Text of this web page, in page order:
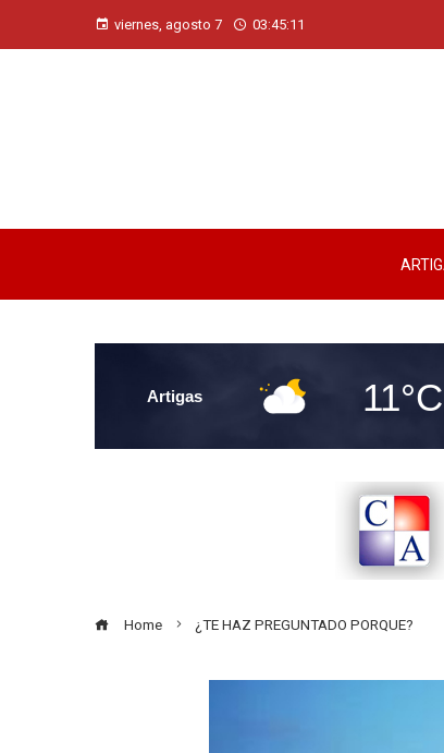
viernes, agosto 7 03:45:12
Artigas 11°C
Home ¿TE HAZ PREGUNTADO PORQUE?